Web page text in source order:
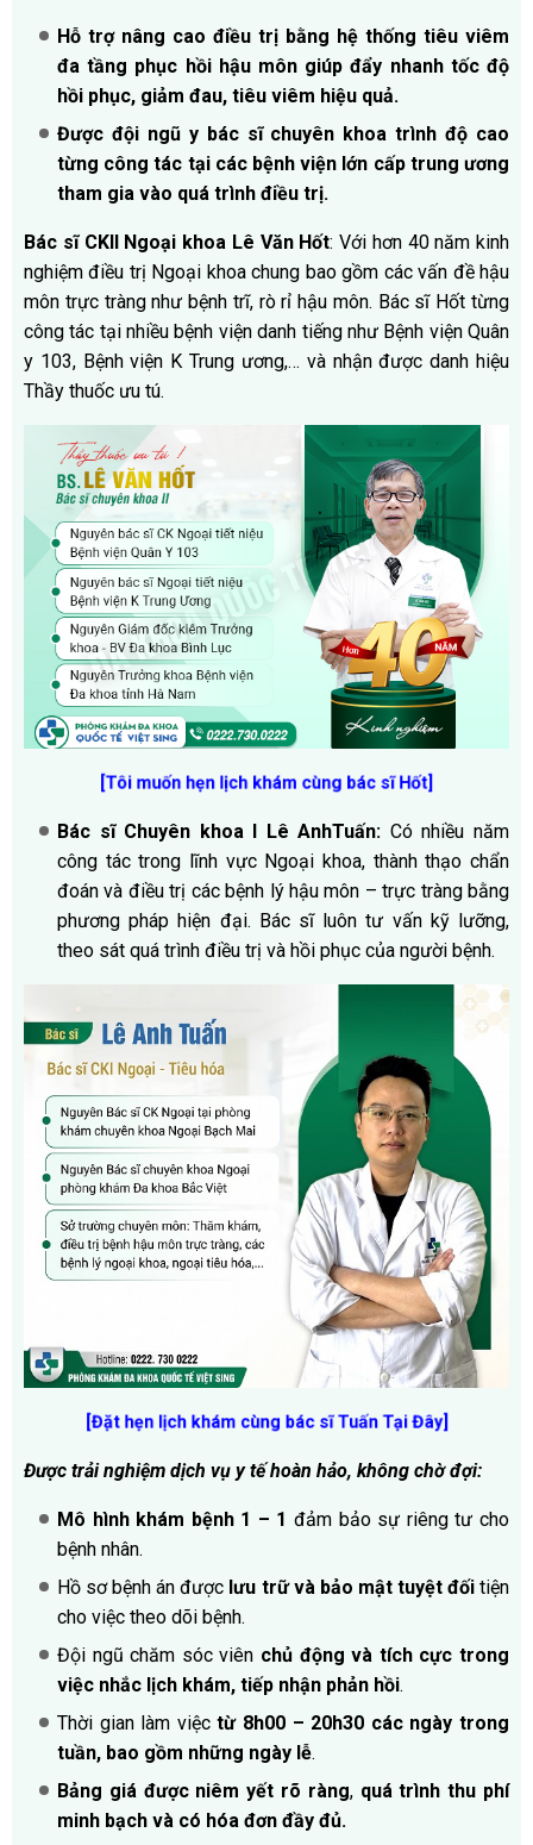
Hỗ trợ nâng cao điều trị bằng hệ thống tiêu viêm
đa tầng phục hồi hậu môn giúp đẩy nhanh tốc độ
hồi phục, giảm đau, tiêu viêm hiệu quả.
Được đội ngũ y bác sĩ chuyên khoa trình độ cao
từng công tác tại các bệnh viện lớn cấp trung ương
tham gia vào quá trình điều trị.
Bác sĩ CKII Ngoại khoa Lê Văn Hốt: Với hơn 40 năm kinh
nghiệm điều trị Ngoại khoa chung bao gồm các vấn đề hậu
môn trực tràng như bệnh trĩ, rò rỉ hậu môn. Bác sĩ Hốt từng
công tác tại nhiều bệnh viện danh tiếng như Bệnh viện Quân
y 103, Bệnh viện K Trung ương,… và nhận được danh hiệu
Thầy thuốc ưu tú.
[Tôi muốn hẹn lịch khám cùng bác sĩ Hốt]
Bác sĩ Chuyên khoa I Lê AnhTuấn: Có nhiều năm
công tác trong lĩnh vực Ngoại khoa, thành thạo chẩn
đoán và điều trị các bệnh lý hậu môn – trực tràng bằng
phương pháp hiện đại. Bác sĩ luôn tư vấn kỹ lưỡng,
theo sát quá trình điều trị và hồi phục của người bệnh.
[Đặt hẹn lịch khám cùng bác sĩ Tuấn Tại Đây]
Được trải nghiệm dịch vụ y tế hoàn hảo, không chờ đợi:
Mô hình khám bệnh 1 – 1 đảm bảo sự riêng tư cho
bệnh nhân.
Hồ sơ bệnh án được lưu trữ và bảo mật tuyệt đốitiện
cho việc theo dõi bệnh.
Đội ngũ chăm sóc viên chủ động và tích cực trong
việc nhắc lịch khám, tiếp nhận phản hồi.
Thời gian làm việctừ 8h00 – 20h30 các ngày trong
tuần, bao gồm những ngày lễ.
Bảng giá được niêm yết rõ ràng, quá trình thu phí
minh bạch và có hóa đơn đầy đủ.